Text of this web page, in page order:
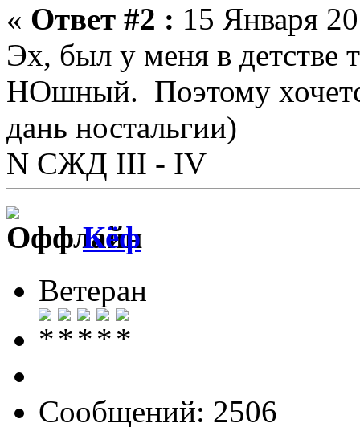
« Ответ #2 : 15 Января
Эх, был у меня в детстве
НОшный. Поэтому
дань ностальгии)
N СЖД III - IV
Кёф
Ветеран
Сообщений: 2506